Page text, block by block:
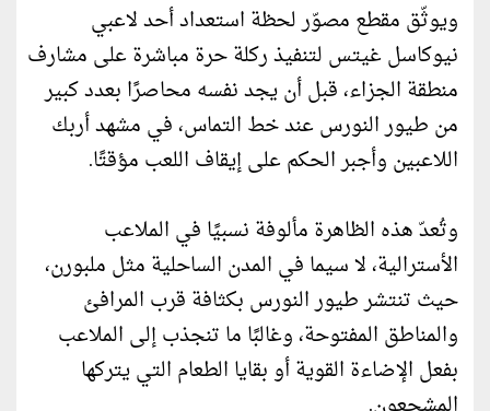
ويوثّق مقطع مصوّر لحظة استعداد أحد لاعبي
نيوكاسل غيتس لتنفيذ ركلة حرة مباشرة على مشارف
منطقة الجزاء، قبل أن يجد نفسه محاصرًا بعدد كبير
من طيور النورس عند خط التماس، في مشهد أربك
اللاعبين وأجبر الحكم على إيقاف اللعب مؤقتًا.
وتُعدّ هذه الظاهرة مألوفة نسبيًا في الملاعب
الأسترالية، لا سيما في المدن الساحلية مثل ملبورن،
حيث تنتشر طيور النورس بكثافة قرب المرافئ
والمناطق المفتوحة، وغالبًا ما تنجذب إلى الملاعب
بفعل الإضاءة القوية أو بقايا الطعام التي يتركها